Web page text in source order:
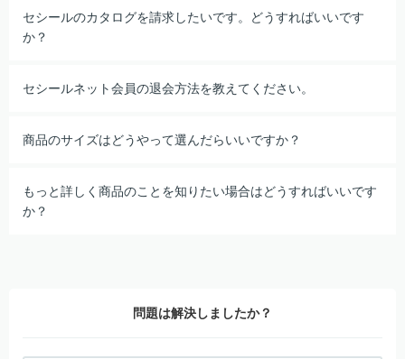
セシールのカタログを請求したいです。どうすればいいです
か？
セシールネット会員の退会方法を教えてください。
商品のサイズはどうやって選んだらいいですか？
もっと詳しく商品のことを知りたい場合はどうすればいいです
か？
問題は解決しましたか？